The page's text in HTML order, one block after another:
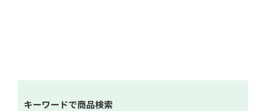
キーワードで商品検索